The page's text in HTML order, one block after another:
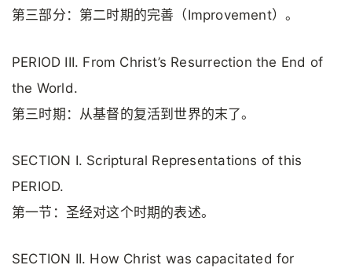
第三部分：第二时期的完善（Improvement）。
PERIOD III. From Christ’s Resurrection the End of
the World.
第三时期：从基督的复活到世界的末了。
SECTION I. Scriptural Representations of this
PERIOD.
第一节：圣经对这个时期的表述。
SECTION II. How Christ was capacitated for